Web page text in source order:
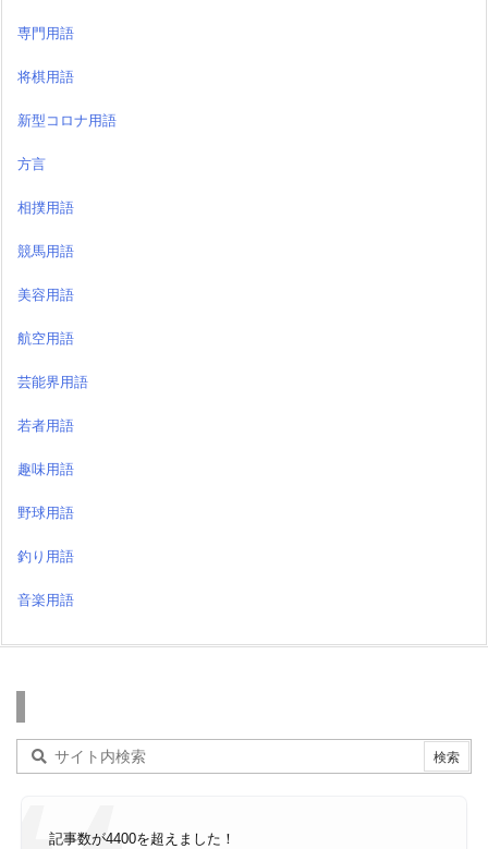
専門用語
将棋用語
新型コロナ用語
方言
相撲用語
競馬用語
美容用語
航空用語
芸能界用語
若者用語
趣味用語
野球用語
釣り用語
音楽用語
記事数が4400を超えました！